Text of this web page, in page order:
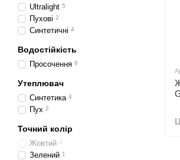
Ultralight 5
Пухові 2
Синтетичні 4
Водостійкість
Просочення 6
Утеплювач
Синтетика 4
Пух 2
Точний колір
Жовтий 0
Зелений 1